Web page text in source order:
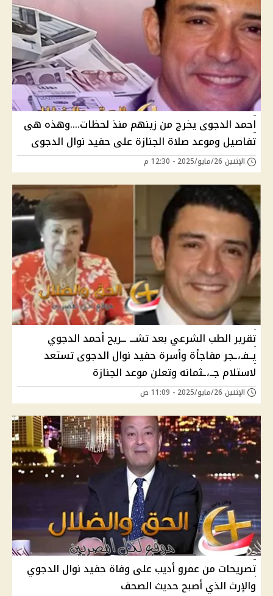
احمد الدجوى يخرج من زينهم منذ لحظات....وهذه هى
تفاصيل وموعد صلاة الجنازة على حفيد نوال الدجوى
الإثنين 26/مايو/2025 - 12:30 م
تقرير الطب الشرعي بعد تشـــ ــريح أحمد الدجوي
يــفـ،ـجر مفاجأة وأسرة حفيد نوال الدجوى تستعد
لاستلام جــ،ـثمانه وتعلن موعد الجنازة
الإثنين 26/مايو/2025 - 11:09 ص
تصريحات من عمرو أديب على وفاة حفيد نوال الدجوي
والإرث الذي أصبح حديث الصحف